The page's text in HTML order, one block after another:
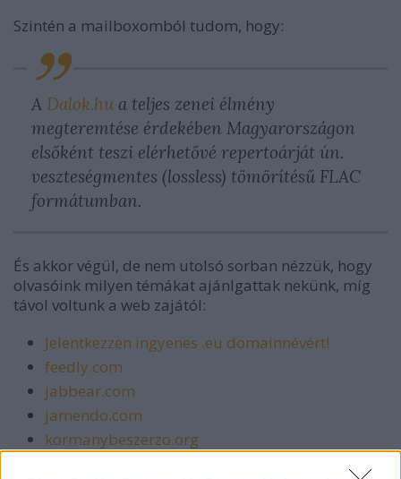
Szintén a mailboxomból tudom, hogy:
A Dalok.hu a teljes zenei élmény
megteremtése érdekében Magyarországon
elsőként teszi elérhetővé repertoárját ún.
veszteségmentes (lossless) tömörítésű FLAC
formátumban.
És akkor végül, de nem utolsó sorban nézzük, hogy
olvasóink milyen témákat ajánlgattak nekünk, míg
távol voltunk a web zajától:
Jelentkezzen ingyenes .eu domainnévért!
feedly.com
jabbear.com
jamendo.com
kormanybeszerzo.org